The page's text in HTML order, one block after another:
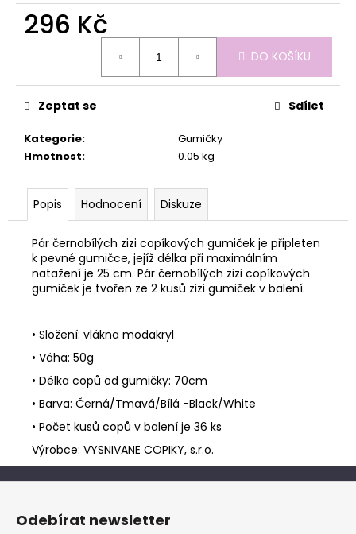
296 Kč
DO KOŠÍKU
Kategorie:
Gumičky
Hmotnost: 0.05 kg
Zeptat se Sdílet
Popis Hodnocení Diskuze
Pár černobílých zizi copíkových gumiček je připleten
k pevné gumičce, jejíž délka při maximálním
natažení je 25 cm. Pár černobílých zizi copíkových
gumiček je tvořen ze 2 kusů zizi gumiček v balení.
• Složení: vlákna modakryl
• Váha: 50g
• Délka copů od gumičky: 70cm
• Barva: Černá/Tmavá/Bílá -Black/White
• Počet kusů copů v balení je 36 ks
Výrobce: VYSNIVANE COPIKY, s.r.o.
u
m
e
Z
Odebírat newsletter